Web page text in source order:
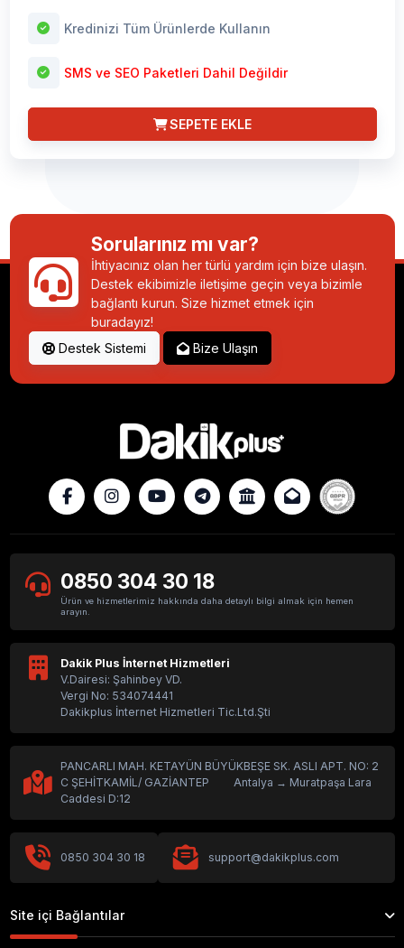
Kredinizi Tüm Ürünlerde Kullanın
SMS ve SEO Paketleri Dahil Değildir
SEPETE EKLE
Sorularınız mı var?
İhtiyacınız olan her türlü yardım için bize ulaşın.
Destek ekibimizle iletişime geçin veya bizimle
bağlantı kurun. Size hizmet etmek için
buradayız!
Destek Sistemi
Bize Ulaşın
0850 304 30 18
Ürün ve hizmetlerimiz hakkında daha detaylı bilgi almak için hemen
arayın.
Dakik Plus İnternet Hizmetleri
V.Dairesi: Şahinbey VD.
Vergi No: 534074441
Dakikplus İnternet Hizmetleri Tic.Ltd.Şti
PANCARLI MAH. KETAYÜN BÜYÜKBEŞE SK. ASLI APT. NO: 2
C ŞEHİTKAMİL/ GAZİANTEP Antalya → Muratpaşa Lara
Caddesi D:12
0850 304 30 18 support@dakikplus.com
Site içi Bağlantılar